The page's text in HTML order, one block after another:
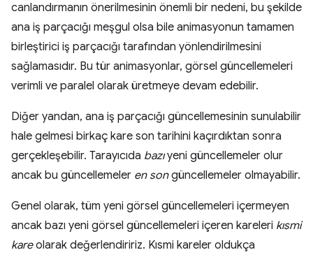
canlandırmanın önerilmesinin önemli bir nedeni, bu şekilde
ana iş parçacığı meşgul olsa bile animasyonun tamamen
birleştirici iş parçacığı tarafından yönlendirilmesini
sağlamasıdır. Bu tür animasyonlar, görsel güncellemeleri
verimli ve paralel olarak üretmeye devam edebilir.
Diğer yandan, ana iş parçacığı güncellemesinin sunulabilir
hale gelmesi birkaç kare son tarihini kaçırdıktan sonra
gerçekleşebilir. Tarayıcıda bazıyeni güncellemeler olur
ancak bu güncellemeler en songüncellemeler olmayabilir.
Genel olarak, tüm yeni görsel güncellemeleri içermeyen
ancak bazı yeni görsel güncellemeleri içeren kareleri kısmi
kareolarak değerlendiririz. Kısmi kareler oldukça